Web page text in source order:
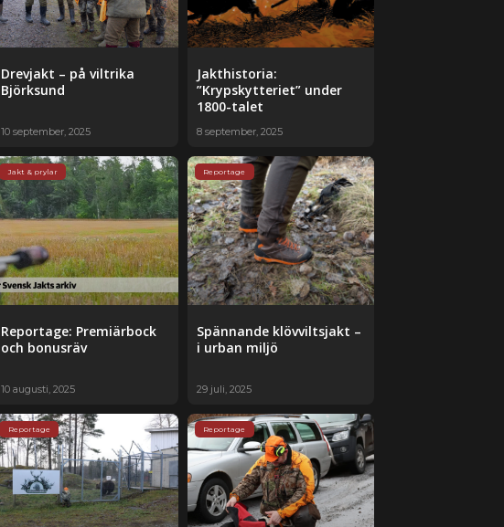
Drevjakt – på viltrika
Björksund
10 september, 2025
Jakthistoria:
”Krypskytteriet” under
1800-talet
8 september, 2025
Jakt & prylar
Reportage: Premiärbock
och bonusräv
10 augusti, 2025
Reportage
Spännande klövviltsjakt –
i urban miljö
29 juli, 2025
Reportage Reportage